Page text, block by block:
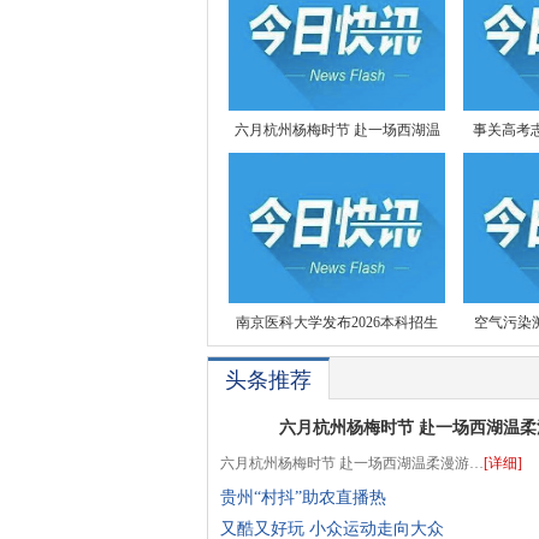
六月杭州杨梅时节 赴一场西湖温 事关高考
南京医科大学发布2026本科招生 空气污染
头条推荐
六月杭州杨梅时节 赴一场西湖温
六月杭州杨梅时节 赴一场西湖温柔漫游…[详细]
贵州“村抖”助农直播热
又酷又好玩 小众运动走向大众